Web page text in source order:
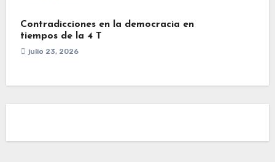
Contradicciones en la democracia en
tiempos de la 4 T
julio 23, 2026